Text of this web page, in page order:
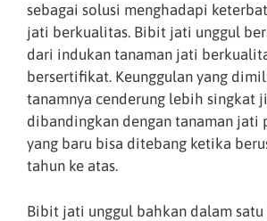
sebagai solusi menghadapi
jati berkualitas. Bibit jati unggul
dari indukan tanaman jati
bersertifikat. Keunggulan yang
tanamnya cenderung lebih singkat
dibandingkan dengan tanaman jati
yang baru bisa ditebang ketika
tahun ke atas.
Bibit jati unggul bahkan dalam satu